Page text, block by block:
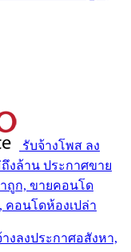
รับจ้างโพส ลง
งล้าน ประกาศขาย
ถูก, ขายคอนโด
คอนโดห้องเปล่า
งลงประกาศอสังหา,